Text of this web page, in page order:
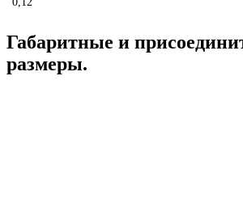
Габаритные и
размеры.